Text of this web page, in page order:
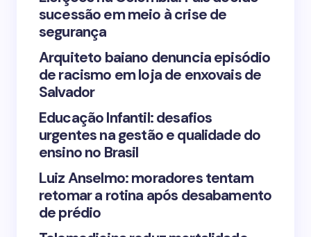
Save my name and email in this browser for the
Submit Comment
sucessão em meio à crise de
segurança
Arquiteto baiano denuncia episódio
de racismo em loja de enxovais de
Salvador
Educação Infantil: desafios
urgentes na gestão e qualidade do
ensino no Brasil
Luiz Anselmo: moradores tentam
retomar a rotina após desabamento
de prédio